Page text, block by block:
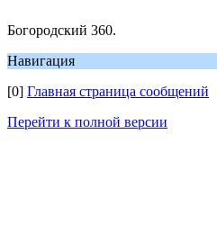
Богородский 360.
Навигация
[0] Главная страница сообщений
Перейти к полной версии